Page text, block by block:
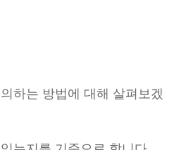
하는 방법에 대해 살펴보겠